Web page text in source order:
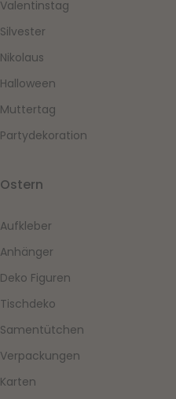
Valentinstag
Silvester
Nikolaus
Halloween
Muttertag
Partydekoration
Ostern
Aufkleber
Anhänger
Deko Figuren
Tischdeko
Samentütchen
Verpackungen
Karten